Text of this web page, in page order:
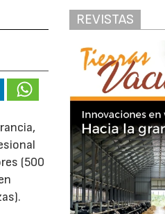
(500
REVISTAS